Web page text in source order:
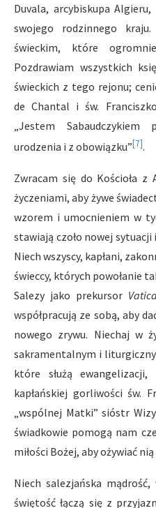
Duvala, arcybiskupa
swojego rodzinnego
świeckim, które
Pozdrawiam wszystkich
świeckich z tego rejonu;
de Chantal i św.
„Jestem
urodzenia i z obowiązku”[7].
Zwracam się do Kościoła z
życzeniami, aby żywe
wzorem i umocnieniem w
stawiają czoło nowej
Niech wszyscy, kapłani,
świeccy, których powołanie
Salezy jako prekursor
współpracują ze sobą, aby
nowego zrywu. Niechaj w
sakramentalnym i
które służą ewangelizacji,
kapłańskiej gorliwości św.
„wspólnej Matki” sióstr
świadkowie pomogą nam
miłości Bożej, aby ożywiać
Niech salezjańska
świętość łączą się z